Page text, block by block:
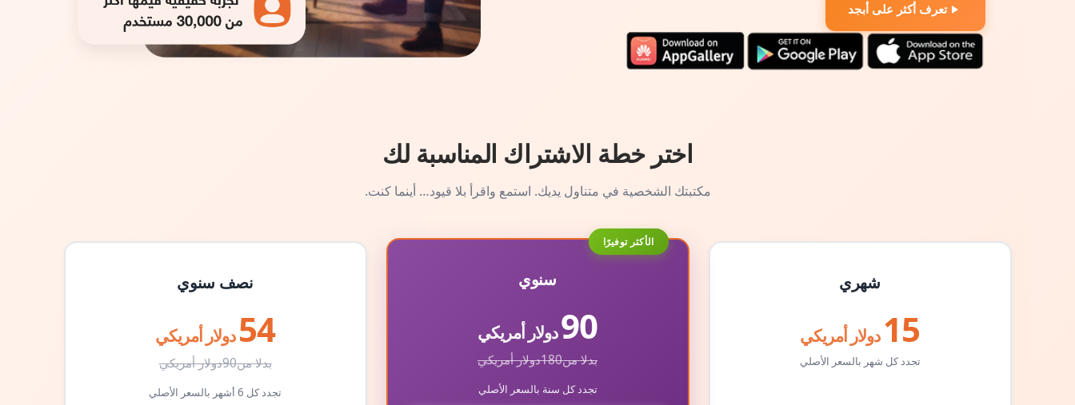
تعرف أكثر على أبجد
اختر خطة الاشتراك المناسبة لك
مكتبتك الشخصية في متناول يديك. استمع واقرأ بلا قيود… أينما كنت.
شهري
15 دولار أمريكي
تجدد كل شهر بالسعر الأصلي
الأكثر توفيرًا
سنوي
90دولار أمريكي
بدلا من180دولار أمريكي
تجدد كل سنة بالسعر الأصلي
نصف سنوي
54 دولار أمريكي
بدلا من90دولار أمريكي
تجدد كل 6 أشهر بالسعر الأصلي